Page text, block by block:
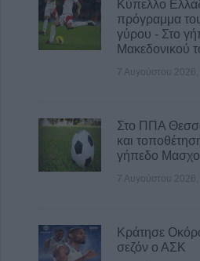
Κύπελλο
πρόγραμμα
γύρου - Στο
Μακεδονικού
7 Αυγούστου 2026,
Στο ΠΠΑ
και
γήπεδο
7 Αυγούστου
Κράτησε
σεζόν ο ΑΣΚ